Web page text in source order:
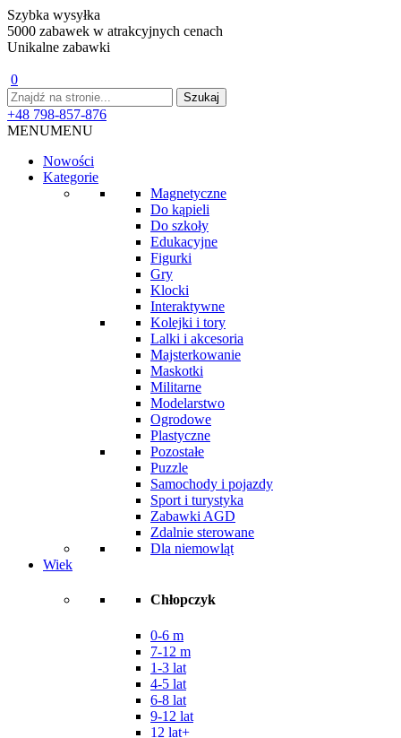
Szybka wysyłka
5000 zabawek w atrakcyjnych cenach
Unikalne zabawki
0
+48 798-857-876
MENUMENU
Nowości
Kategorie
Magnetyczne
Do kąpieli
Do szkoły
Edukacyjne
Figurki
Gry
Klocki
Interaktywne
Kolejki i tory
Lalki i akcesoria
Majsterkowanie
Maskotki
Militarne
Modelarstwo
Ogrodowe
Plastyczne
Pozostałe
Puzzle
Samochody i pojazdy
Sport i turystyka
Zabawki AGD
Zdalnie sterowane
Dla niemowląt
Wiek
Chłopczyk
0-6 m
7-12 m
1-3 lat
4-5 lat
6-8 lat
9-12 lat
12 lat+